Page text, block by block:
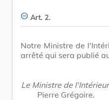
Art. 2.
Notre Ministre de
arrêté qui sera publié
Le Ministre de
Pierre Grégoire.